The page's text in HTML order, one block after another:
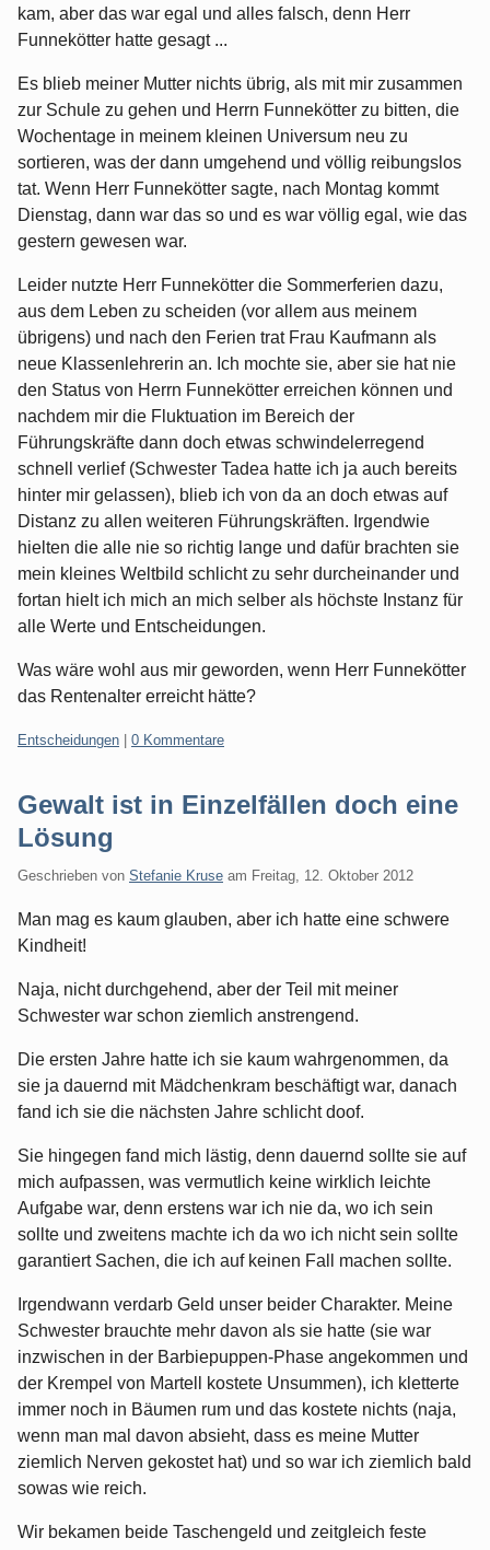
kam, aber das war egal und alles falsch, denn Herr
Funnekötter hatte gesagt ...
Es blieb meiner Mutter nichts übrig, als mit mir zusammen
zur Schule zu gehen und Herrn Funnekötter zu bitten, die
Wochentage in meinem kleinen Universum neu zu
sortieren, was der dann umgehend und völlig reibungslos
tat. Wenn Herr Funnekötter sagte, nach Montag kommt
Dienstag, dann war das so und es war völlig egal, wie das
gestern gewesen war.
Leider nutzte Herr Funnekötter die Sommerferien dazu,
aus dem Leben zu scheiden (vor allem aus meinem
übrigens) und nach den Ferien trat Frau Kaufmann als
neue Klassenlehrerin an. Ich mochte sie, aber sie hat nie
den Status von Herrn Funnekötter erreichen können und
nachdem mir die Fluktuation im Bereich der
Führungskräfte dann doch etwas schwindelerregend
schnell verlief (Schwester Tadea hatte ich ja auch bereits
hinter mir gelassen), blieb ich von da an doch etwas auf
Distanz zu allen weiteren Führungskräften. Irgendwie
hielten die alle nie so richtig lange und dafür brachten sie
mein kleines Weltbild schlicht zu sehr durcheinander und
fortan hielt ich mich an mich selber als höchste Instanz für
alle Werte und Entscheidungen.
Was wäre wohl aus mir geworden, wenn Herr Funnekötter
das Rentenalter erreicht hätte?
Kategorien:
Entscheidungen 0 Kommentare
Gewalt ist in Einzelfällen doch eine
Lösung
Geschrieben von Stefanie Kruse am Freitag, 12. Oktober 2012
Man mag es kaum glauben, aber ich hatte eine schwere
Kindheit!
Naja, nicht durchgehend, aber der Teil mit meiner
Schwester war schon ziemlich anstrengend.
Die ersten Jahre hatte ich sie kaum wahrgenommen, da
sie ja dauernd mit Mädchenkram beschäftigt war, danach
fand ich sie die nächsten Jahre schlicht doof.
Sie hingegen fand mich lästig, denn dauernd sollte sie auf
mich aufpassen, was vermutlich keine wirklich leichte
Aufgabe war, denn erstens war ich nie da, wo ich sein
sollte und zweitens machte ich da wo ich nicht sein sollte
garantiert Sachen, die ich auf keinen Fall machen sollte.
Irgendwann verdarb Geld unser beider Charakter. Meine
Schwester brauchte mehr davon als sie hatte (sie war
inzwischen in der Barbiepuppen-Phase angekommen und
der Krempel von Martell kostete Unsummen), ich kletterte
immer noch in Bäumen rum und das kostete nichts (naja,
wenn man mal davon absieht, dass es meine Mutter
ziemlich Nerven gekostet hat) und so war ich ziemlich bald
sowas wie reich.
Wir bekamen beide Taschengeld und zeitgleich feste